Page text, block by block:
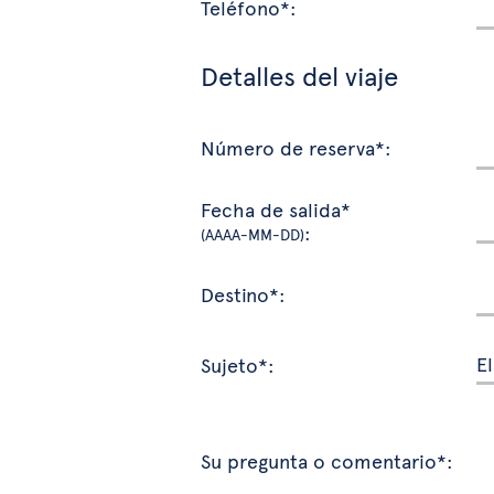
Teléfono*:
Detalles del viaje
Número de reserva*:
Fecha de salida*
(AAAA-MM-DD):
Destino*:
Sujeto*:
Su pregunta o comentario*: